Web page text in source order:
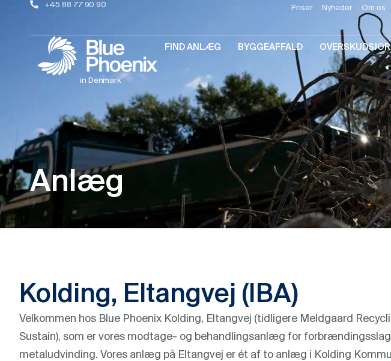
+45 88 77 90 90 Priser Nyheder Om os
in Denmark
FIND ANLÆG BYGGEAFFALD
Anlæg
Kolding, Eltangvej (IBA)
Velkommen hos Blue Phoenix Kolding, Eltangvej (tidligere Meldgaard
Sustain), som er vores modtage- og behandlingsanlæg for
metaludvinding. Vores anlæg på Eltangvej er ét af to anlæg i Kolding